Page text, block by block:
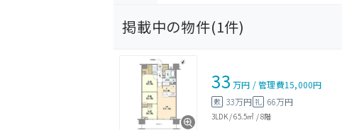
掲載中の物件(1件)
33 万円 /管理費15,000円
敷 33万円 礼 66万円
3LDK/65.5㎡ /8階